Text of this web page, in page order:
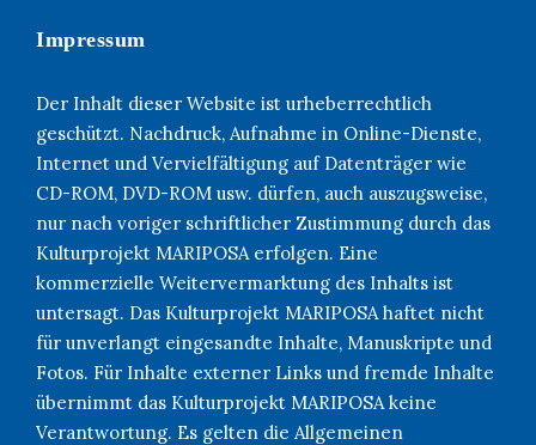
Impressum
Der Inhalt dieser Website ist urheberrechtlich
geschützt. Nachdruck, Aufnahme in Online-Dienste,
Internet und Vervielfältigung auf Datenträger wie
CD-ROM, DVD-ROM usw. dürfen, auch auszugsweise,
nur nach voriger schriftlicher Zustimmung durch das
Kulturprojekt MARIPOSA erfolgen. Eine
kommerzielle Weitervermarktung des Inhalts ist
untersagt. Das Kulturprojekt MARIPOSA haftet nicht
für unverlangt eingesandte Inhalte, Manuskripte und
Fotos. Für Inhalte externer Links und fremde Inhalte
übernimmt das Kulturprojekt MARIPOSA keine
Verantwortung. Es gelten die Allgemeinen